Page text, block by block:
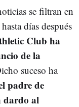
se filtran en
días después
Club ha
de la
suceso ha
padre de
dardo al